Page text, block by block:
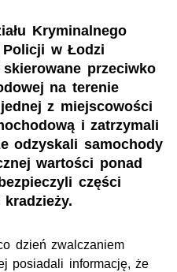
Kryminalnego
Policji w Łodzi
skierowane przeciwko
na terenie
z miejscowości
i zatrzymali
odzyskali samochody
wartości ponad
części
dzień zwalczaniem
posiadali informację, że